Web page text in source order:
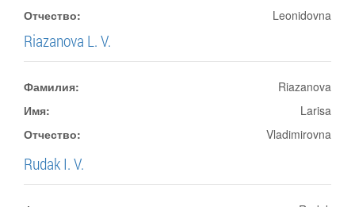
Отчество:
Leonidovna
Riazanova L. V.
Фамилия:
Riazanova
Имя:
Larisa
Отчество:
Vladimirovna
Rudak I. V.